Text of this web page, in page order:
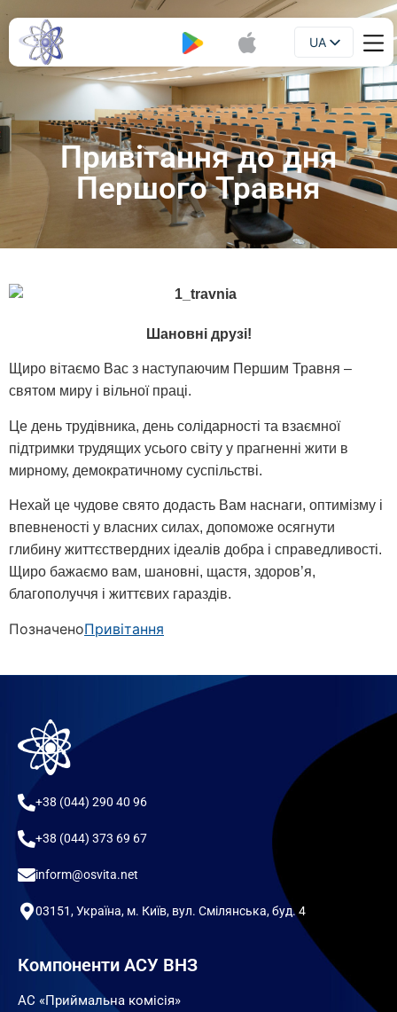
UA
EN
Привітання до дня
Першого Травня
Шановні друзі!
Щиро вітаємо Вас з наступаючим Першим Травня –
святом миру і вільної праці.
Це день трудівника, день солідарності та взаємної
підтримки трудящих усього світу у прагненні жити в
мирному, демократичному суспільстві.
Нехай це чудове свято додасть Вам наснаги, оптимізму і
впевненості у власних силах, допоможе осягнути
глибину життєствердних ідеалів добра і справедливості.
Щиро бажаємо вам, шановні, щастя, здоров’я,
благополуччя і життєвих гараздів.
ПозначеноПривітання
+38 (044) 290 40 96
+38 (044) 373 69 67
inform@osvita.net
03151, Україна, м. Київ, вул. Смілянська, буд. 4
Компоненти АСУ ВНЗ
АС «Приймальна комісія»